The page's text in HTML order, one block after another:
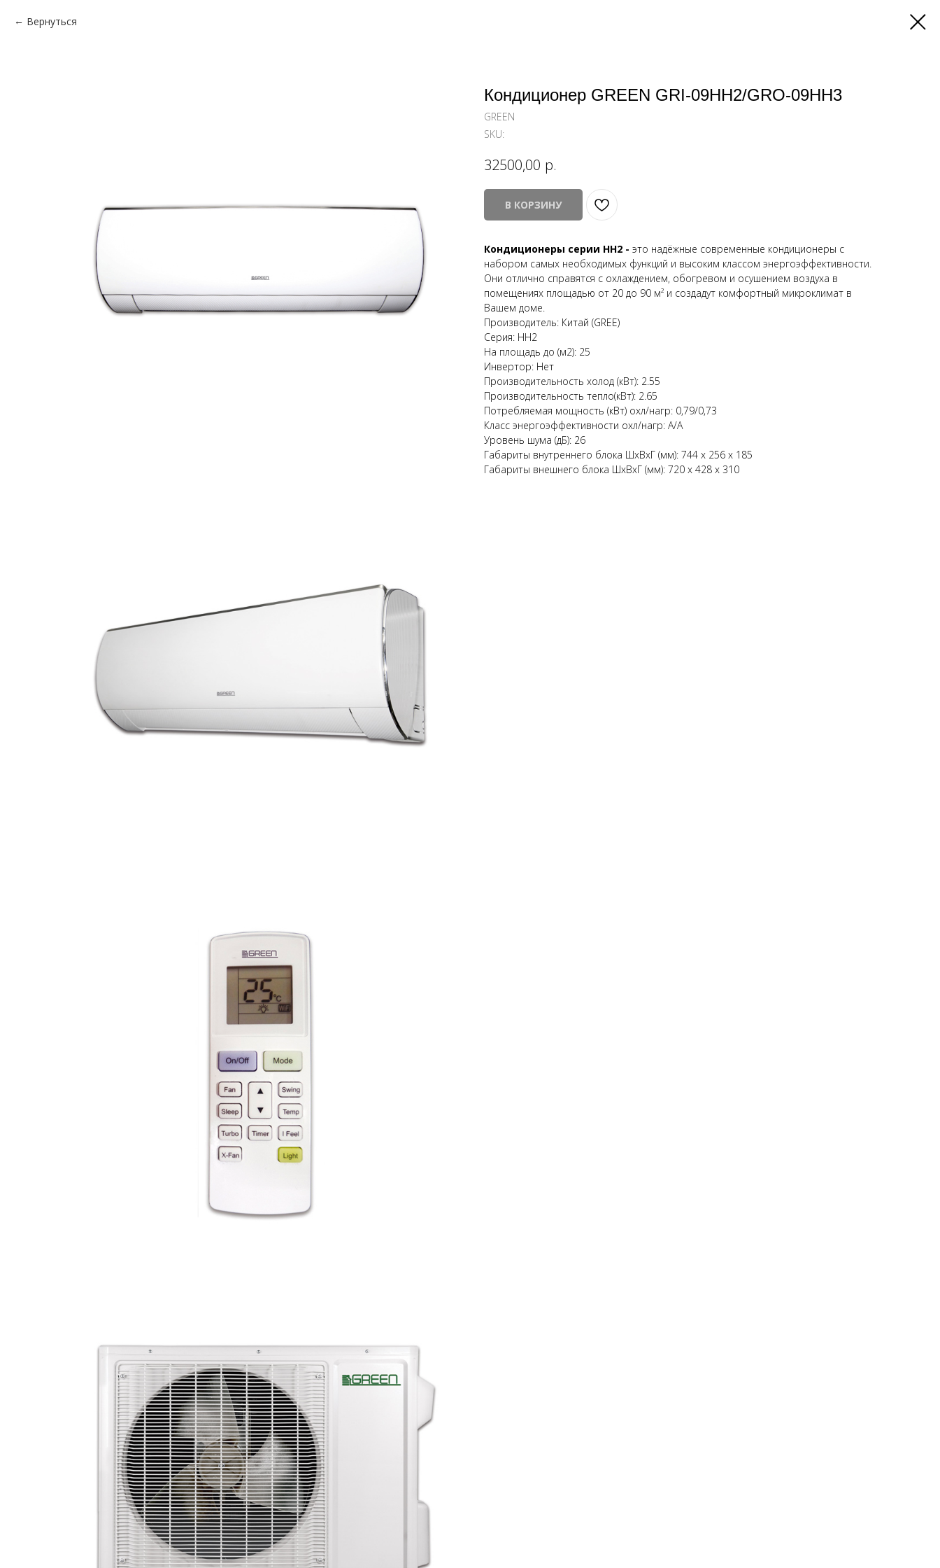
Вернуться
Кондиционер GREEN GRI-09HH2/GRO-09HH3
GREEN
SKU:
32500,00 р.
В КОРЗИНУ
Кондиционеры серии HH2 - это надёжные современные кондиционеры с
набором самых необходимых функций и высоким классом энергоэффективности.
Они отлично справятся с охлаждением, обогревом и осушением воздуха в
помещениях площадью от 20 до 90 м² и создадут комфортный микроклимат в
Вашем доме.
Производитель: Китай (GREE)
Серия: HH2
На площадь до (м2): 25
Инвертор: Нет
Производительность холод (кВт): 2.55
Производительность тепло(кВт): 2.65
Потребляемая мощность (кВт) охл/нагр: 0,79/0,73
Класс энергоэффективности охл/нагр: А/А
Уровень шума (дБ): 26
Габариты внутреннего блока ШхВхГ (мм): 744 х 256 х 185
Габариты внешнего блока ШхВхГ (мм): 720 х 428 х 310